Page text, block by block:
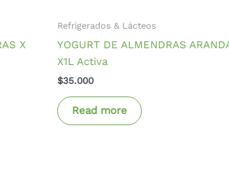
X
Refrigerados & Lácteos
YOGURT DE ALMENDRAS
X1L Activa
$35.000
Read more